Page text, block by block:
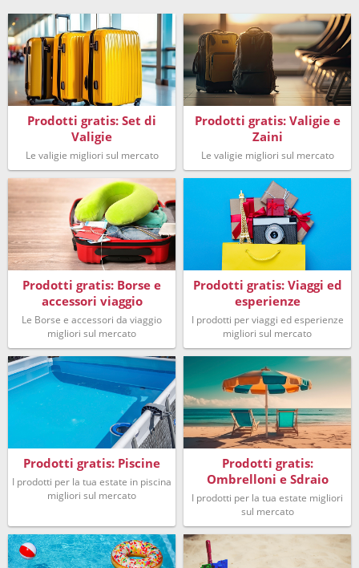
Prodotti gratis: Set di
Valigie
Le valigie migliori sul mercato
Prodotti gratis: Valigie e
Zaini
Le valigie migliori sul mercato
Prodotti gratis: Borse e
accessori viaggio
Le Borse e accessori da viaggio
migliori sul mercato
Prodotti gratis: Viaggi ed
esperienze
I prodotti per viaggi ed esperienze
migliori sul mercato
Prodotti gratis: Piscine
I prodotti per la tua estate in piscina
migliori sul mercato
Prodotti gratis:
Ombrelloni e Sdraio
I prodotti per la tua estate migliori
sul mercato